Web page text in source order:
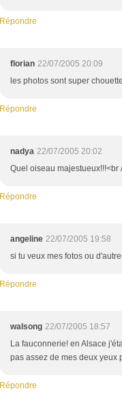
Répondre
florian 22/07/2005 20:09
les photos sont super
Répondre
nadya 22/07/2005 20:02
Quel oiseau majestueux!!!<br
Répondre
angeline 22/07/2005 19:58
si tu veux mes fotos ou
Répondre
walsong 22/07/2005 18:57
La fauconnerie! en Alsace
pas assez de mes deux yeux
Répondre